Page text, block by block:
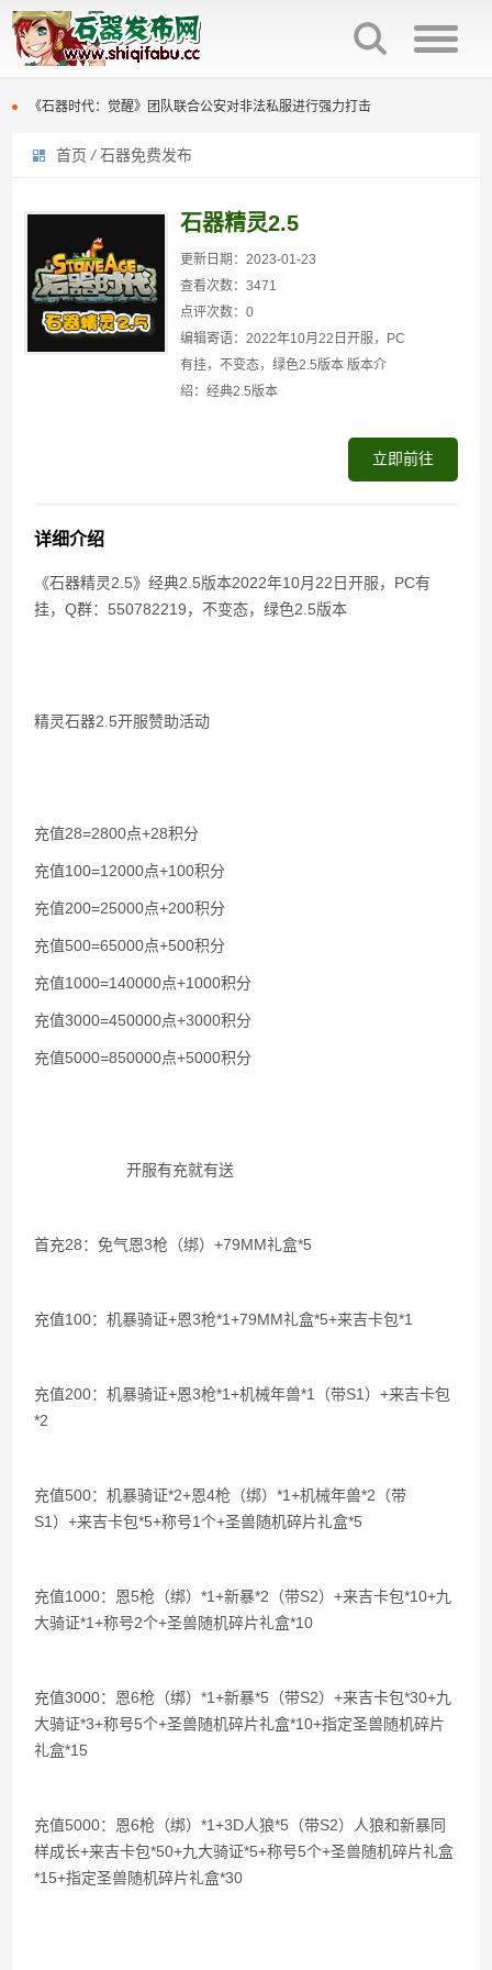
石器时代觉醒制作人来信：感谢全体石灰并肩同行
火魔翟贝里恩，作为强力辅助宠，在战场中可为战宠提供大量攻击力加成
《石器时代：觉醒》团队联合公安对非法私服进行强力打击
原版石器时代几大坑点
百战石器更新主线任务支持组队完成（同时支持一机多控）
百战石器私服新区开放众多活动开启
百战石器私服凌晨掉线说明
石器时代觉醒制作人来信：感谢全体石灰并肩同行
《石器时代：觉醒》团队联合公安对非法私服进行强力打击
原版石器时代几大坑点
百战石器优化回炉面板显示参数，直接提示满档信息，避免遗漏。
百战石器更新主线任务支持组队完成（同时支持一机多控）
首页 / 石器免费发布
石器精灵2.5
更新日期：2023-01-23
查看次数：3471
点评次数：0
编辑寄语：2022年10月22日开服，PC
有挂，不变态，绿色2.5版本 版本介
绍：经典2.5版本
立即前往
详细介绍
《石器精灵2.5》经典2.5版本2022年10月22日开服，PC有
挂，Q群：550782219，不变态，绿色2.5版本
精灵石器2.5开服赞助活动
充值28=2800点+28积分
充值100=12000点+100积分
充值200=25000点+200积分
充值500=65000点+500积分
充值1000=140000点+1000积分
充值3000=450000点+3000积分
充值5000=850000点+5000积分
开服有充就有送
首充28：免气恩3枪（绑）+79MM礼盒*5
充值100：机暴骑证+恩3枪*1+79MM礼盒*5+来吉卡包*1
充值200：机暴骑证+恩3枪*1+机械年兽*1（带S1）+来吉卡包
*2
充值500：机暴骑证*2+恩4枪（绑）*1+机械年兽*2（带
S1）+来吉卡包*5+称号1个+圣兽随机碎片礼盒*5
充值1000：恩5枪（绑）*1+新暴*2（带S2）+来吉卡包*10+九
大骑证*1+称号2个+圣兽随机碎片礼盒*10
充值3000：恩6枪（绑）*1+新暴*5（带S2）+来吉卡包*30+九
大骑证*3+称号5个+圣兽随机碎片礼盒*10+指定圣兽随机碎片
礼盒*15
充值5000：恩6枪（绑）*1+3D人狼*5（带S2）人狼和新暴同
样成长+来吉卡包*50+九大骑证*5+称号5个+圣兽随机碎片礼盒
*15+指定圣兽随机碎片礼盒*30